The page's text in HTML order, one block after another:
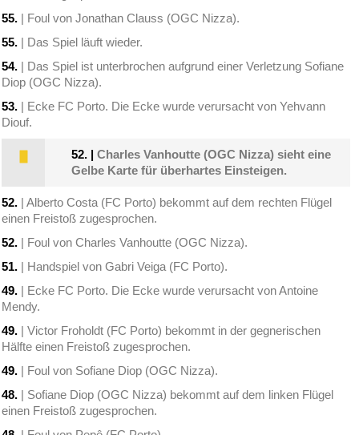
55. | Foul von Jonathan Clauss (OGC Nizza).
55. | Das Spiel läuft wieder.
54. | Das Spiel ist unterbrochen aufgrund einer Verletzung Sofiane
Diop (OGC Nizza).
53. | Ecke FC Porto. Die Ecke wurde verursacht von Yehvann
Diouf.
52. |Charles Vanhoutte (OGC Nizza) sieht eine
Gelbe Karte für überhartes Einsteigen.
52. | Alberto Costa (FC Porto) bekommt auf dem rechten Flügel
einen Freistoß zugesprochen.
52. | Foul von Charles Vanhoutte (OGC Nizza).
51. | Handspiel von Gabri Veiga (FC Porto).
49. | Ecke FC Porto. Die Ecke wurde verursacht von Antoine
Mendy.
49. | Victor Froholdt (FC Porto) bekommt in der gegnerischen
Hälfte einen Freistoß zugesprochen.
49. | Foul von Sofiane Diop (OGC Nizza).
48. | Sofiane Diop (OGC Nizza) bekommt auf dem linken Flügel
einen Freistoß zugesprochen.